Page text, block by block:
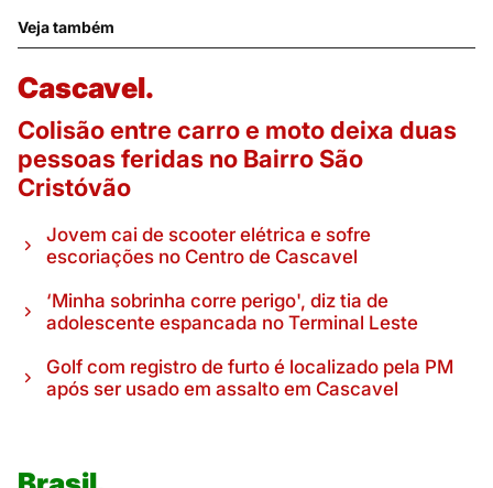
Veja também
Cascavel.
Colisão entre carro e moto deixa duas
pessoas feridas no Bairro São
Cristóvão
Jovem cai de scooter elétrica e sofre
escoriações no Centro de Cascavel
‘Minha sobrinha corre perigo', diz tia de
adolescente espancada no Terminal Leste
Golf com registro de furto é localizado pela PM
após ser usado em assalto em Cascavel